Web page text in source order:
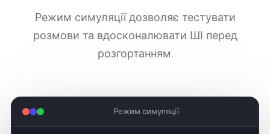
Режим симуляції дозволяє тестувати
розмови та вдосконалювати ШІ перед
розгортанням.
Режим симуляції